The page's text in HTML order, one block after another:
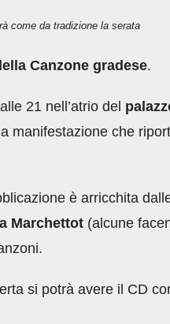
come da tradizione la serata
Canzone gradese.
alle 21 nell’atrio del
manifestazione che
è arricchita
Marchettot (alcune
si potrà avere il CD